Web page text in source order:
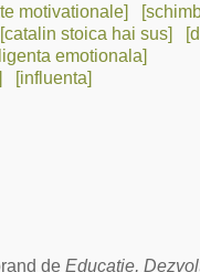
motivationale]
[catalin stoica hai sus]
emotionala]
[influenta]
de Educație,